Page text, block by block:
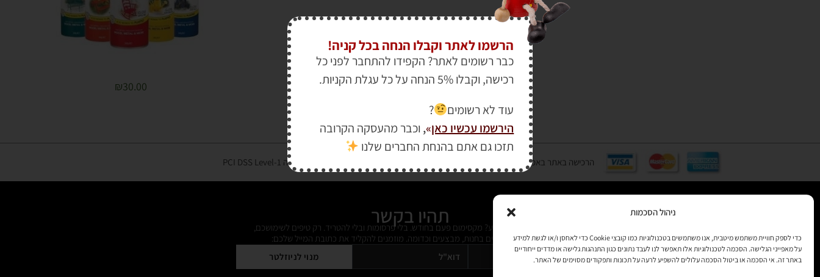
ניהול הסכמות
כדי לספק חוויית משתמש מיטבית, אנו משתמשים בטכנולוגיות כמו קובצי Cookie כדי לאחסן ו/או לגשת למידע
על מאפייני הגלישה. הסכמה לטכנולוגיות אלו תאפשר לנו לעבד נתונים כגון התנהגות גלישה או מדדים ייחודיים
באתר זה. אי הסכמה או ביטול הסכמה עלולים להשפיע לרעה על תכונות ותפקודים מסוימים של האתר.
₪30.00
הרכישה באתר באמצעות כרטיס אשראי מאובטחת במפתח הצפנה EV SSL והעומד בתקן אבטחה PCI DSS Level-1
תהיו בקשר
רוצים לקבל מידי פעם מידע? מקסימום פעם בחודש. בלי פרסומות ובלי להטריד. רק טיפים לשימושכם,
מידע על דברים חדשים בחנות, מבצעים וכדומה. מוזמנים להקליד את כתובת המייל שלכם:
מנוי לניוזלטר
הרשמו לאתר וקבלו הנחה בכל קניה!
כבר רשומים לאתר? הקפידו להתחבר לפני כל
רכישה, וקבלו 5% הנחה על כל עגלת הקניות.
עוד לא רשומים
?
הירשמו עכשיו כאן»
, וכבר מהעסקה הקרובה
תזכו גם אתם בהנחת החברים שלנו